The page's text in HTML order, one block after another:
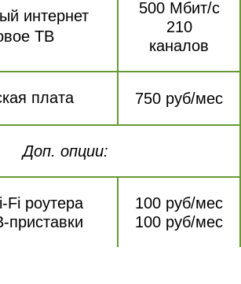
интернет
ТВ
500 Мбит/с
210
каналов
плата 750 руб/мес
Доп. опции:
Fi роутера
100 руб/мес
100 руб/мес